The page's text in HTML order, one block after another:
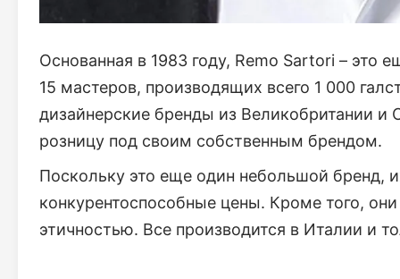
Основанная в 1983 году, Remo Sartori – это
15 мастеров, производящих всего 1 000
дизайнерские бренды из Великобритании
розницу под своим собственным брендом.
Поскольку это еще один небольшой бренд,
конкурентоспособные цены. Кроме того,
этичностью. Все производится в Италии и